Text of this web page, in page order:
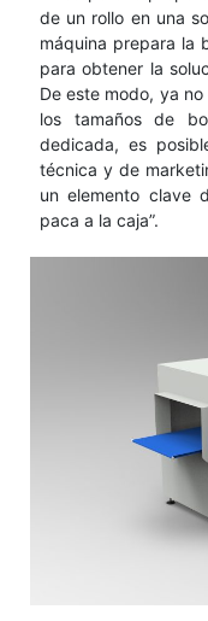
de un rollo en una
máquina prepara la
para obtener la
De este modo, ya
los tamaños de
dedicada, es
técnica y de
un elemento clave
paca a la caja”.